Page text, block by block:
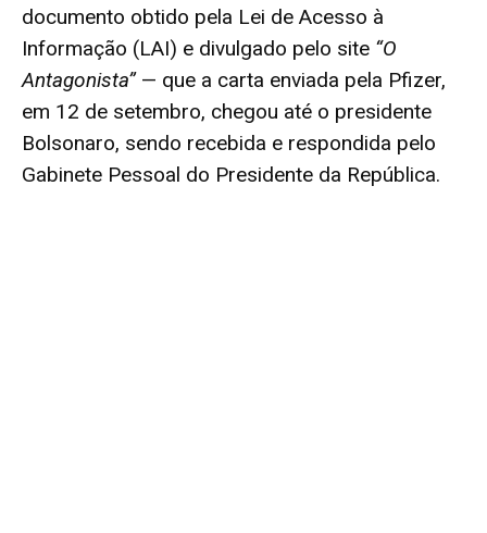
documento obtido pela Lei de Acesso à
Informação (LAI) e divulgado pelo site “O
Antagonista”— que a carta enviada pela Pfizer,
em 12 de setembro, chegou até o presidente
Bolsonaro, sendo recebida e respondida pelo
Gabinete Pessoal do Presidente da República.